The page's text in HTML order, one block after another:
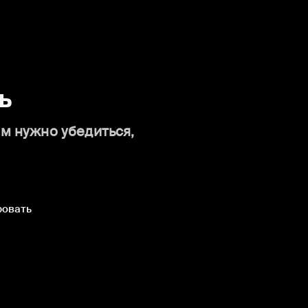
нужно убедиться,